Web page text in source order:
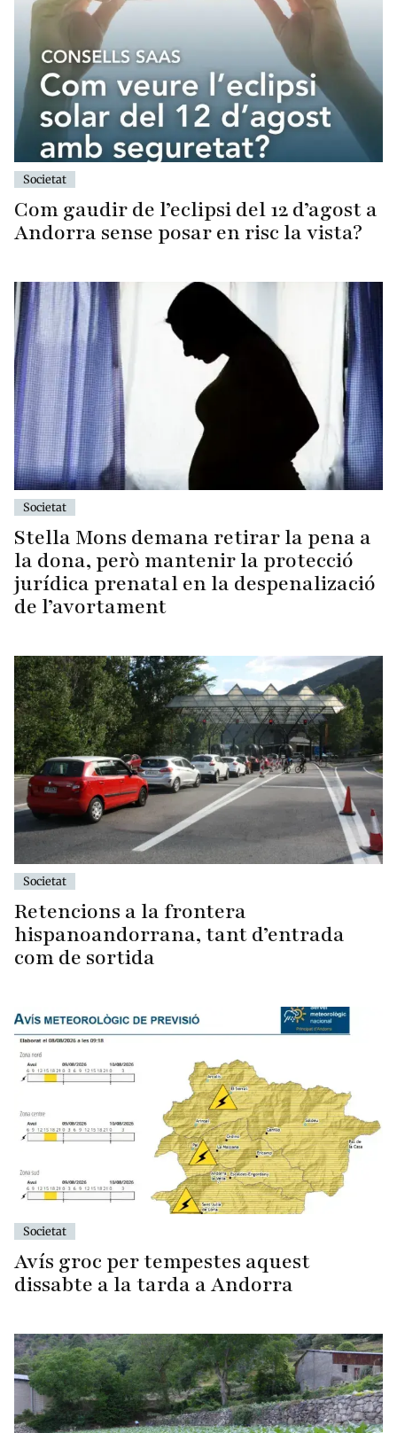
Societat
Com gaudir de l’eclipsi del 12 d’agost a
Andorra sense posar en risc la vista?
Societat
Stella Mons demana retirar la pena a
la dona, però mantenir la protecció
jurídica prenatal en la despenalizació
de l’avortament
Societat
Retencions a la frontera
hispanoandorrana, tant d’entrada
com de sortida
Societat
Avís groc per tempestes aquest
dissabte a la tarda a Andorra